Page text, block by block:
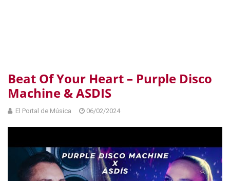
Beat Of Your Heart – Purple Disco
Machine & ASDIS
El Portal de Música 06/02/2024